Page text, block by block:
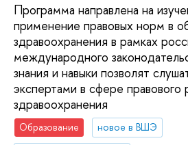
Программа направлена на
применение правовых норм в
здравоохранения в рамках
международного
знания и навыки позволят
экспертами в сфере правового
здравоохранения
Образование
новое в ВШЭ